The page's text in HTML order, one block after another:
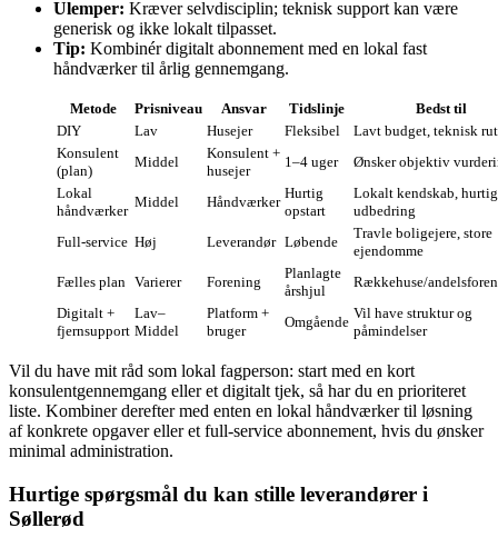
Ulemper: Kræver selvdisciplin; teknisk support kan være
generisk og ikke lokalt tilpasset.
Tip: Kombinér digitalt abonnement med en lokal fast
håndværker til årlig gennemgang.
Metode Prisniveau Ansvar Tidslinje
Bedst til
DIY
Lav Husejer Fleksibel
Lavt budget, teknisk
Konsulent
(plan)
Middel
Konsulent +
husejer
1–4 uger
Ønsker objektiv
Lokal
håndværker
Middel Håndværker
Hurtig
opstart
Lokalt kendskab, hurtig
udbedring
Full‑service Høj Leverandør Løbende
Travle boligejere, store
ejendomme
Fælles plan Varierer Forening
Planlagte
årshjul
Rækkehuse/
Digitalt +
fjernsupport
Lav–
Middel
Platform +
bruger
Omgående
Vil have struktur og
påmindelser
Vil du have mit råd som lokal fagperson: start med en kort
konsulentgennemgang eller et digitalt tjek, så har du en prioriteret
liste. Kombiner derefter med enten en lokal håndværker til løsning
af konkrete opgaver eller et full‑service abonnement, hvis du ønsker
minimal administration.
Hurtige spørgsmål du kan stille leverandører i
Søllerød